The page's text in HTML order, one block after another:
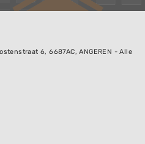
6, 6687AC, ANGEREN - Alle